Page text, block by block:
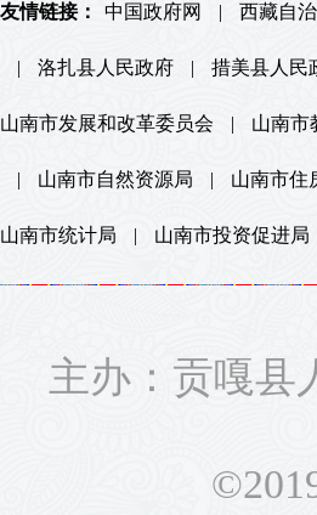
友情链接： 中国政府网 | 西藏自
| 洛扎县人民政府 | 措美县人民
山南市发展和改革委员会 | 山南市
| 山南市自然资源局 | 山南市住
山南市统计局 | 山南市投资促进局
主办：贡嘎